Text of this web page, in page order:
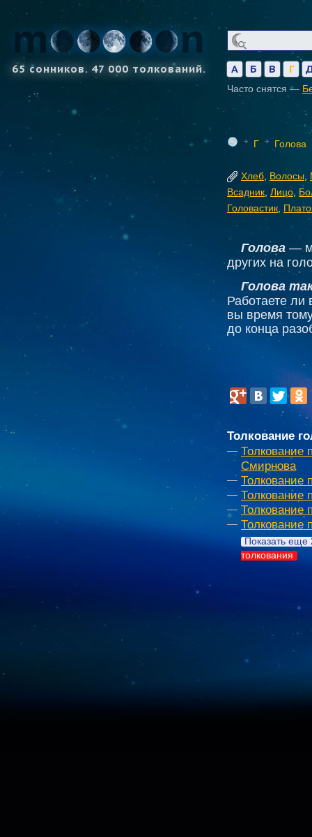
65 сонников. 47 000 толкований. А Б В Г
Часто снятся —
Г Голова
Хлеб Волосы
Всадник Лицо,
Головастик
Голова —
других на
Голова
Работаете ли
вы время
до конца
Толкование
Толкование
Смирнова
Толкование
Толкование
Толкование
Толкование
Показать еще
толкования